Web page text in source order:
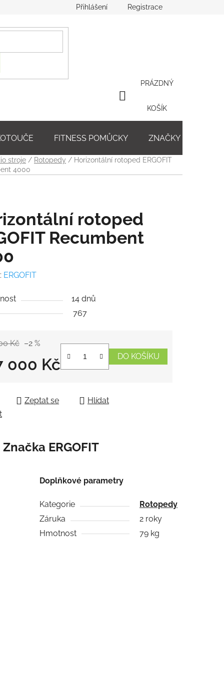
Přihlášení Registrace
NÁKUPNÍ
PRÁZDNÝ
KOŠÍK
FITNESS POMŮCKY ZNAČKY
stroje / Rotopedy / Horizontální rotoped ERGOFIT
4000
rotoped
Recumbent
ERGOFIT
14 dnů
767
Kč –2 %
000 Kč DO KOŠÍKU
Zeptat se
Hlídat
Značka ERGOFIT
Doplňkové parametry
Kategorie
Rotopedy
Záruka
2 roky
Hmotnost
79 kg